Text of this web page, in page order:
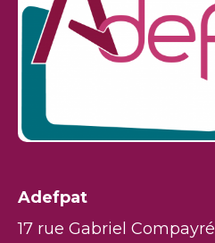
Adefpat
17 rue Gabriel Compayré